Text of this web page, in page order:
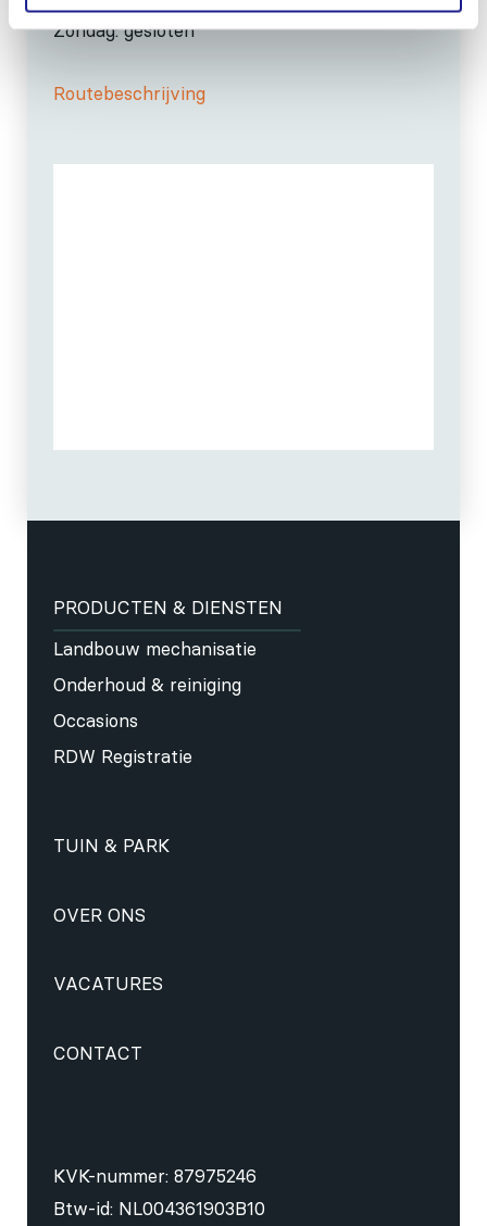
Zondag: gesloten
Routebeschrijving
PRODUCTEN & DIENSTEN
Landbouw mechanisatie
Onderhoud & reiniging
Occasions
RDW Registratie
TUIN & PARK
OVER ONS
VACATURES
CONTACT
KVK-nummer: 87975246
Btw-id: NL004361903B10